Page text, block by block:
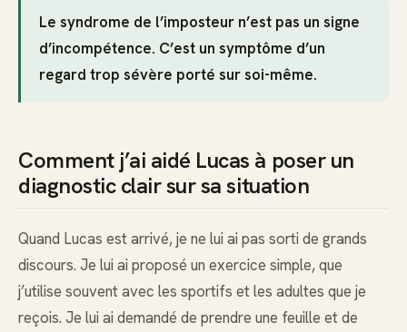
Le syndrome de l’imposteur n’est pas un signe
d’incompétence. C’est un symptôme d’un
regard trop sévère porté sur soi-même.
Comment j’ai aidé Lucas à poser un
diagnostic clair sur sa situation
Quand Lucas est arrivé, je ne lui ai pas sorti de grands
discours. Je lui ai proposé un exercice simple, que
j’utilise souvent avec les sportifs et les adultes que je
reçois. Je lui ai demandé de prendre une feuille et de